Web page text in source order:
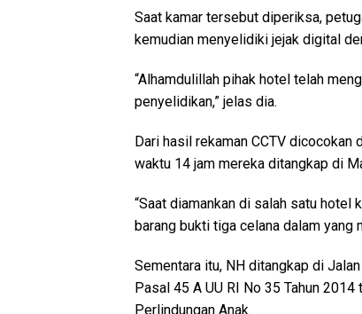
Saat kamar tersebut diperiksa,
kemudian menyelidiki jejak digital
“Alhamdulillah pihak hotel telah
penyelidikan,” jelas dia.
Dari hasil rekaman CCTV
waktu 14 jam mereka ditangkap di
“Saat diamankan di salah satu hotel
barang bukti tiga celana dalam yang
Sementara itu, NH ditangkap di
Pasal 45 A UU RI No 35 Tahun
Perlindungan Anak.